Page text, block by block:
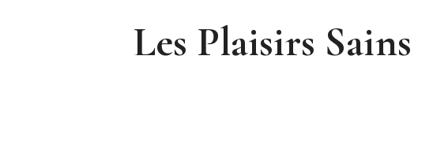
Les Plaisirs Sains